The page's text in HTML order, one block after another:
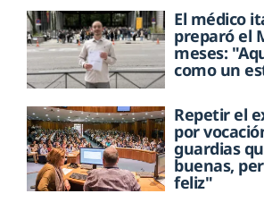
El médico
preparó el
meses:
como un
Repetir el
por
guardias
buenas,
feliz"